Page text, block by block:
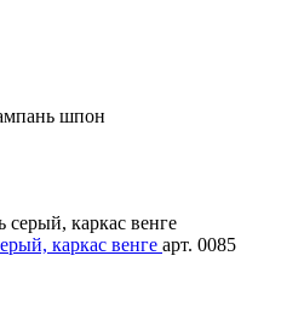
шпон
каркас венге арт. 0085